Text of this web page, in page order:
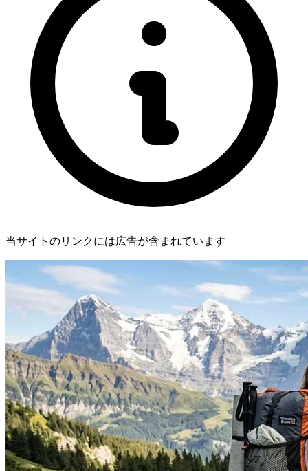
当サイトのリンクには広告が含まれています